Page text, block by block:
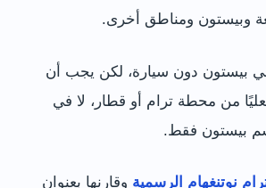
وبيستون ومناطق أخرى.
بيستون دون سيارة، لكن يجب أن
من محطة ترام أو قطار، لا في
بيستون فقط.
نوتنغهام الرسمية وقارنها بعنوان